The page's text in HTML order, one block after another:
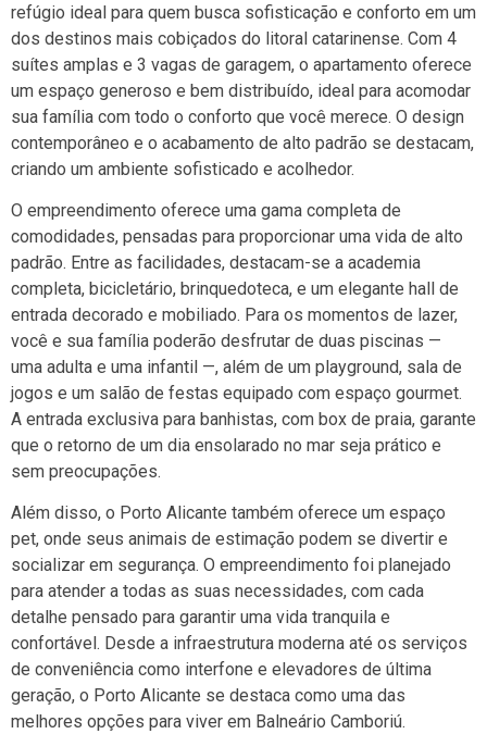
refúgio ideal para quem busca sofisticação e conforto em um
dos destinos mais cobiçados do litoral catarinense. Com 4
suítes amplas e 3 vagas de garagem, o apartamento oferece
um espaço generoso e bem distribuído, ideal para acomodar
sua família com todo o conforto que você merece. O design
contemporâneo e o acabamento de alto padrão se destacam,
criando um ambiente sofisticado e acolhedor.
O empreendimento oferece uma gama completa de
comodidades, pensadas para proporcionar uma vida de alto
padrão. Entre as facilidades, destacam-se a academia
completa, bicicletário, brinquedoteca, e um elegante hall de
entrada decorado e mobiliado. Para os momentos de lazer,
você e sua família poderão desfrutar de duas piscinas —
uma adulta e uma infantil —, além de um playground, sala de
jogos e um salão de festas equipado com espaço gourmet.
A entrada exclusiva para banhistas, com box de praia, garante
que o retorno de um dia ensolarado no mar seja prático e
sem preocupações.
Além disso, o Porto Alicante também oferece um espaço
pet, onde seus animais de estimação podem se divertir e
socializar em segurança. O empreendimento foi planejado
para atender a todas as suas necessidades, com cada
detalhe pensado para garantir uma vida tranquila e
confortável. Desde a infraestrutura moderna até os serviços
de conveniência como interfone e elevadores de última
geração, o Porto Alicante se destaca como uma das
melhores opções para viver em Balneário Camboriú.